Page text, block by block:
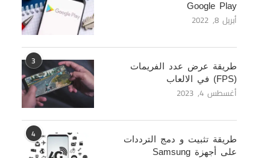
Google Play
أبريل 8, 2022
3
طريقة عرض عدد الفريمات
(FPS) في الالعاب
أغسطس 4, 2023
4
طريقة تثبيت و دمج الترددات
على أجهزة Samsung